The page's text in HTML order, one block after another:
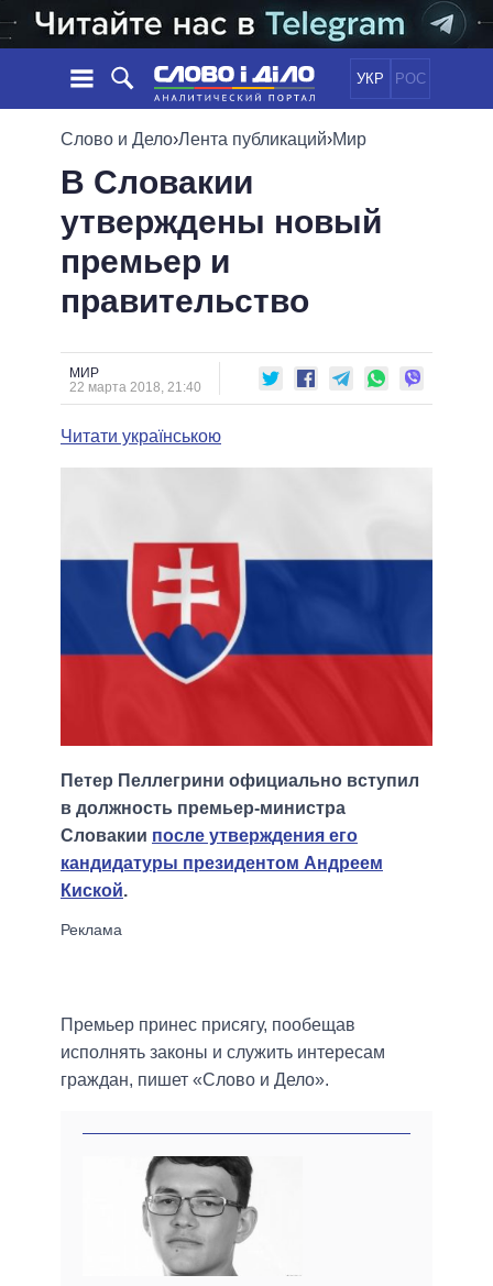
УКР РОС
НОВОСТИ
ЛЕНТА
СОБЫТИЯ
СТАТЬИ
МНЕНИЯ
ОБЗОРЫ
ДАЙДЖЕСТЫ
ЭКОНОМИКА
ОБЕЩАНИЯ
ПОЛИТИКИ
ВСЕ ПОЛИТИКИ
ПРЕЗИДЕНТ И ОФИС
ВЕРХОВНАЯ РАДА
КАБИНЕТ МИНИСТРОВ
МЭРЫ
ИНФОГРАФИКА
ПОДДЕРЖАТЬ
СРАВНЕНИЕ ПОЛИТИКОВ
Слово и Дело›Лента публикаций›Мир
В Словакии
утверждены новый
премьер и
правительство
МИР
22 марта 2018, 21:40
Читати українською
Петер Пеллегрини официально вступил
в должность премьер-министра
Словакии после утверждения его
кандидатуры президентом Андреем
Киской.
Премьер принес присягу, пообещав
исполнять законы и служить интересам
граждан, пишет «Слово и Дело».